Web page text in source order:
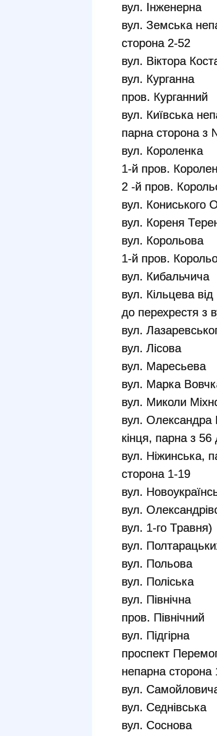
вул. Інженерна
вул. Земська
сторона 2-52
вул. Віктора
вул. Курганна
пров. Курганний
вул. Київська
парна сторона з
вул. Короленка
1-й пров.
2 -й пров.
вул. Кониського
вул. Кореня
вул. Корольова
1-й
вул. Кибальчича
вул. Кільцева
до перехрестя з
вул.
вул. Лісова
вул. Маресьева
вул. Марка
вул. Миколи
вул. Олександра
кінця, парна з 56
вул. Ніжинська,
сторона 1-19
вул.
вул.
вул. 1-го Травня)
вул.
вул. Польова
вул. Поліська
вул. Північна
пров. Північний
вул. Підгірна
проспект
непарна сторона
вул.
вул. Седнівська
вул. Соснова